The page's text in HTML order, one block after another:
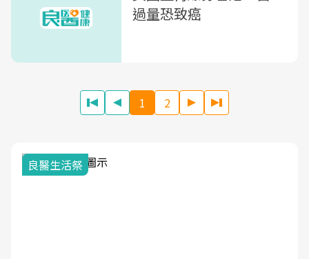
過量恐致癌
1 2
我與健康韌性的距離